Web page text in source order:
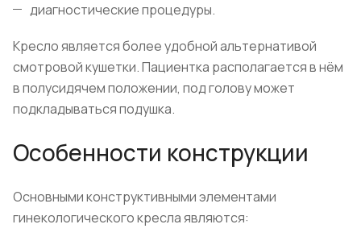
диагностические процедуры.
Кресло является более удобной альтернативой
смотровой кушетки. Пациентка располагается в нём
в полусидячем положении, под голову может
подкладываться подушка.
Особенности конструкции
Основными конструктивными элементами
гинекологического кресла являются: